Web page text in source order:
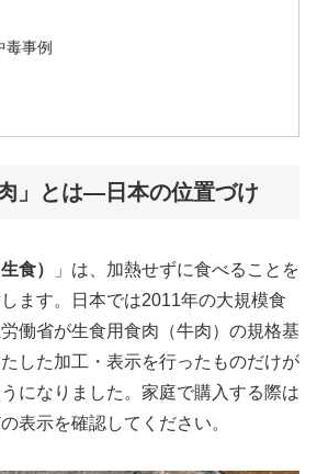
毒事例
」とは—日本の位置づけ
食）
」は、加熱せずに食べることを
ます。日本では2011年の大規模食
働省が生食用食肉（牛肉）の規格基
した加工・表示を行ったものだけが
になりました。家庭で購入する際は
表示を確認してください。